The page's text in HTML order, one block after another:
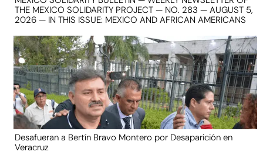
THE MEXICO SOLIDARITY PROJECT — NO. 283 — AUGUST 5,
2026 — IN THIS ISSUE: MEXICO AND AFRICAN AMERICANS
Desafueran a Bertín Bravo Montero por Desaparición en
Veracruz